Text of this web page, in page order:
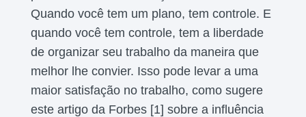
Quando você tem um plano, tem controle. E
quando você tem controle, tem a liberdade
de organizar seu trabalho da maneira que
melhor lhe convier. Isso pode levar a uma
maior satisfação no trabalho, como sugere
este artigo da Forbes [1] sobre a influência